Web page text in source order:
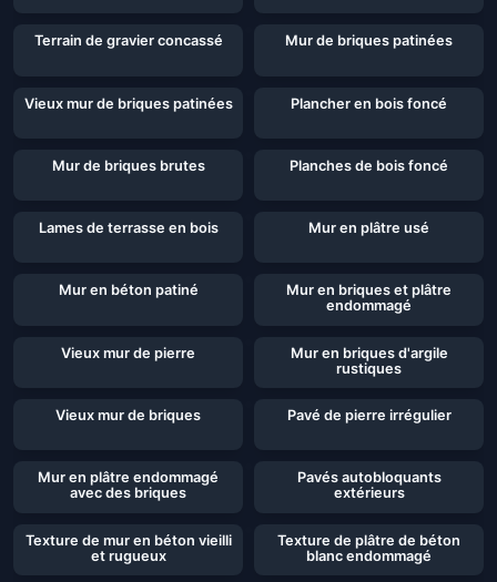
Terrain de gravier concassé Mur de briques patinées
Vieux mur de briques patinées Plancher en bois foncé
Mur de briques brutes Planches de bois foncé
Lames de terrasse en bois Mur en plâtre usé
Mur en béton patiné
Mur en briques et plâtre
endommagé
Vieux mur de pierre
Mur en briques d'argile
rustiques
Vieux mur de briques Pavé de pierre irrégulier
Mur en plâtre endommagé
avec des briques
Pavés autobloquants
extérieurs
Texture de mur en béton vieilli
et rugueux
Texture de plâtre de béton
blanc endommagé